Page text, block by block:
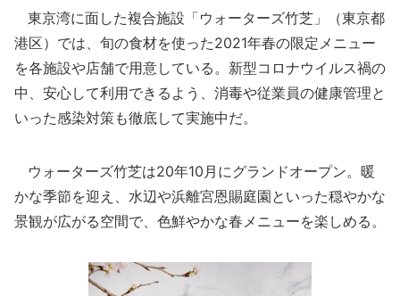
東京湾に面した複合施設「ウォーターズ竹芝」（東京都
港区）では、旬の食材を使った2021年春の限定メニュー
を各施設や店舗で用意している。新型コロナウイルス禍の
中、安心して利用できるよう、消毒や従業員の健康管理と
いった感染対策も徹底して実施中だ。
ウォーターズ竹芝は20年10月にグランドオープン。暖
かな季節を迎え、水辺や浜離宮恩賜庭園といった穏やかな
景観が広がる空間で、色鮮やかな春メニューを楽しめる。